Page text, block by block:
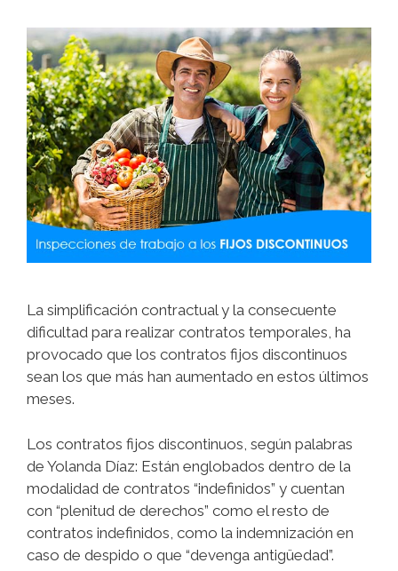
La simplificación contractual y la consecuente
dificultad para realizar contratos temporales, ha
provocado que los contratos fijos discontinuos
sean los que más han aumentado en estos últimos
meses.
Los contratos fijos discontinuos, según palabras
de Yolanda Díaz: Están englobados dentro de la
modalidad de contratos “indefinidos” y cuentan
con “plenitud de derechos” como el resto de
contratos indefinidos, como la indemnización en
caso de despido o que “devenga antigüedad”.